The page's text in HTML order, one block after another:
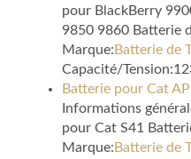
pour BlackBerry
9850 9860 Batterie
Marque: Batterie de
Capacité/
Batterie pour Cat
Informations
pour Cat S41
Marque: Batterie de